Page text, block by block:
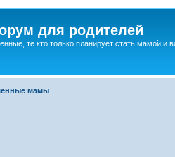
для родителей
те кто только планирует стать мамой и
мамы